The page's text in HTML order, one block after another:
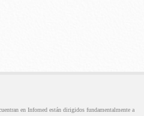
en Infomed están dirigidos fundamentalmente a